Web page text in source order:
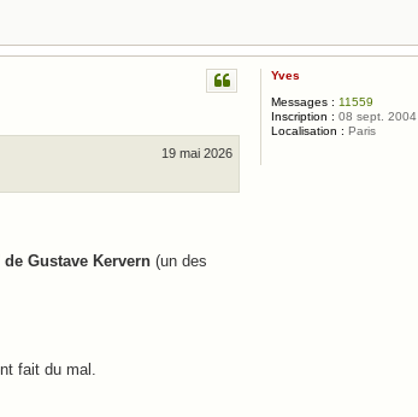
Yves
Messages : 11559
Inscription : 08 sept. 2004
Localisation : Paris
19 mai 2026
Gustave Kervern (un des
fait du mal.